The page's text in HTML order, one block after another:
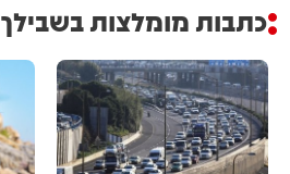
כתבות מומלצות בשבילך